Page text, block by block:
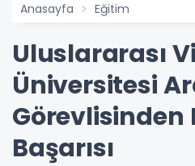
Anasayfa Eğitim
Uluslararası
Üniversitesi
Görevlisinden
Başarısı